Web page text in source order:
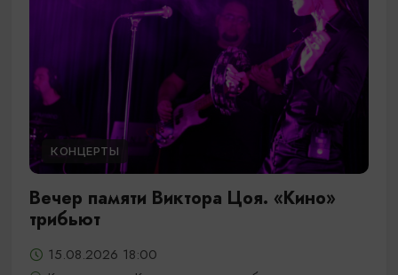
КОНЦЕРТЫ
Вечер памяти Виктора Цоя. «Кино»
трибьют
15.08.2026 18:00